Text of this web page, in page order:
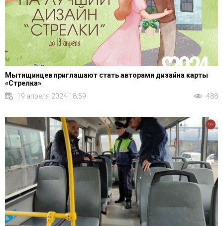
Мытищинцев приглашают стать авторами дизайна карты
«Стрелка»
19 апреля 2024 18:59
488
12+